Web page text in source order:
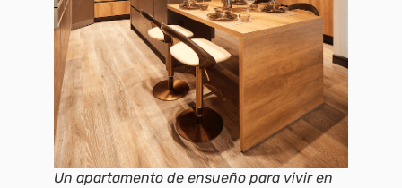
Un apartamento de ensueño para vivir en